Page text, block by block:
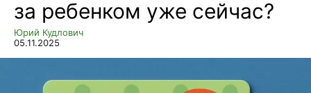
за ребенком уже сейчас?
Юрий Кудлович
05.11.2025